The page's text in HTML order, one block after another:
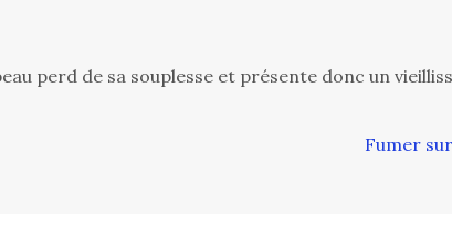
perd de sa souplesse et présente donc un
Fumer